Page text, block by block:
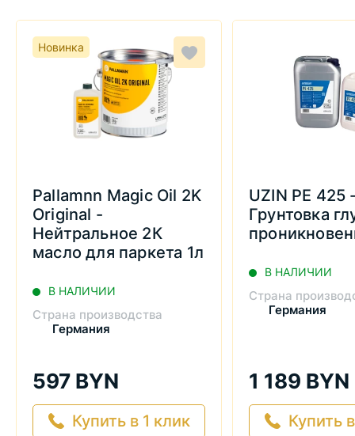
Новинка
Pallamnn Magic Oil 2K
Original -
Нейтральное 2К
масло для паркета 1л
В НАЛИЧИИ
Страна производства
Германия
597 BYN
Купить в 1 клик
UZIN PE 425
Грунтовка
В НАЛИЧИИ
Страна
Германия
1 189 BYN
Купить